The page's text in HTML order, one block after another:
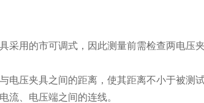
采用的市可调式，因此测量前需检查两电压
电压夹具之间的距离，使其距离不小于被测
流、电压端之间的连线。